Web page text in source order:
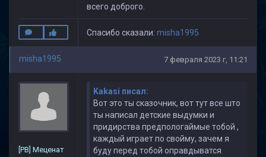
всего доброго.
Спасибо сказали: misha1995
misha1995 7 февраля 2023 г, 11:21
[PB] Меценат
Kakasi писал:
Вот это ты сказочник, вот тут все што
ты написал детские выдумки и
придирства предпологаймые тобой ,
каждый играет по свойму, зачем я
буду перед тобой оправдыватся